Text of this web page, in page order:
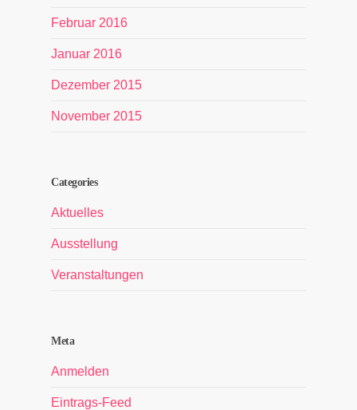
Februar 2016
Januar 2016
Dezember 2015
November 2015
Categories
Aktuelles
Ausstellung
Veranstaltungen
Meta
Anmelden
Eintrags-Feed